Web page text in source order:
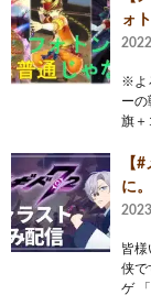
ォ
※よ
ーの
旗＋
【
に
皆様
侠で
ゲ